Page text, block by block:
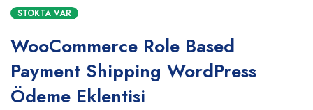
STOKTA VAR
WooCommerce Role Based
Payment Shipping WordPress
Ödeme Eklentisi